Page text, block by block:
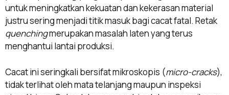
untuk meningkatkan kekuatan dan kekerasan material
justru sering menjadi titik masuk bagi cacat fatal. Retak
quenchingmerupakan masalah laten yang terus
menghantui lantai produksi.
Cacat ini seringkali bersifat mikroskopis (micro-cracks),
tidak terlihat oleh mata telanjang maupun inspeksi